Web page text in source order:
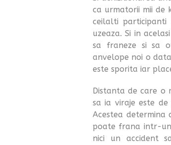
ca urmatorii mii de
ceilalti
uzeaza. Si in
sa franeze si sa
anvelope noi o
este sporita iar
Distanta de care o
sa ia viraje este
Acestea determina
poate frana intr-
nici un accident